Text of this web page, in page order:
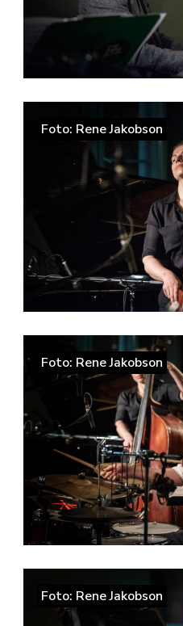
Foto: Rene Jakobson
Foto: Rene Jakobson
Foto: Rene Jakobson